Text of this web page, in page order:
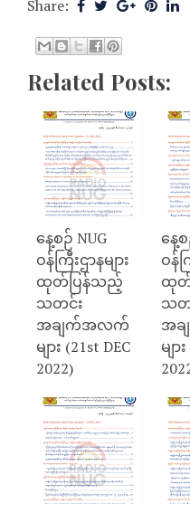
Share:
Related Posts:
နေ့စဉ် NUG
ဝန်ကြီးဌာနများ
ထုတ်ပြန်သည့်
သတင်း
အချက်အလက်
များ (21st DEC
2022)
နေ့စ
ဝန်က
ထုတ်
သတ
အ
မျာ